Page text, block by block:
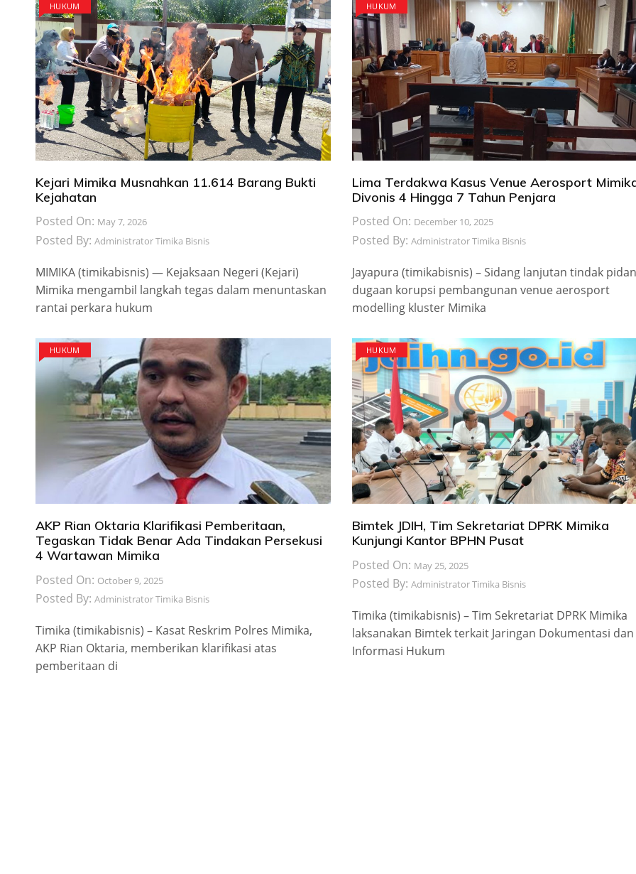
HUKUM
Kejari Mimika Musnahkan 11.614 Barang Bukti
Kejahatan
Posted On: May 7, 2026
Posted By: Administrator Timika Bisnis
​MIMIKA (timikabisnis) — Kejaksaan Negeri (Kejari)
Mimika mengambil langkah tegas dalam menuntaskan
rantai perkara hukum
HUKUM
Lima Terdakwa Kasus Venue Aerosport
Divonis 4 Hingga 7 Tahun Penjara
Posted On: December 10, 2025
Posted By: Administrator Timika Bisnis
Jayapura (timikabisnis) – Sidang lanjutan tindak
dugaan korupsi pembangunan venue aerosport
modelling kluster Mimika
HUKUM
AKP Rian Oktaria Klarifikasi Pemberitaan,
Tegaskan Tidak Benar Ada Tindakan Persekusi
4 Wartawan Mimika
Posted On: October 9, 2025
Posted By: Administrator Timika Bisnis
Timika (timikabisnis) – Kasat Reskrim Polres Mimika,
AKP Rian Oktaria, memberikan klarifikasi atas
pemberitaan di
HUKUM
Bimtek JDIH, Tim Sekretariat DPRK Mimika
Kunjungi Kantor BPHN Pusat
Posted On: May 25, 2025
Posted By: Administrator Timika Bisnis
Timika (timikabisnis) – Tim Sekretariat DPRK Mimika
laksanakan Bimtek terkait Jaringan Dokumentasi dan
Informasi Hukum